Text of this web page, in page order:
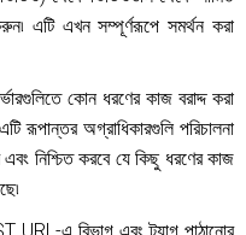
এটি এখন সম্পূর্ণরূপে সমর্থন করা
কোন ধরণের কাজ বরাদ্দ করা
রূপান্তর অগ্রাধিকারগুলি পরিচালনা
নিশ্চিত করবে যে কিছু ধরণের কাজ